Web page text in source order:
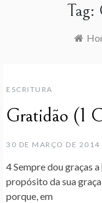
Tag:
ESCRITURA
Gratidão (1
30 DE MARÇO DE 2014
4 Sempre dou graças
propósito da sua
porque, em